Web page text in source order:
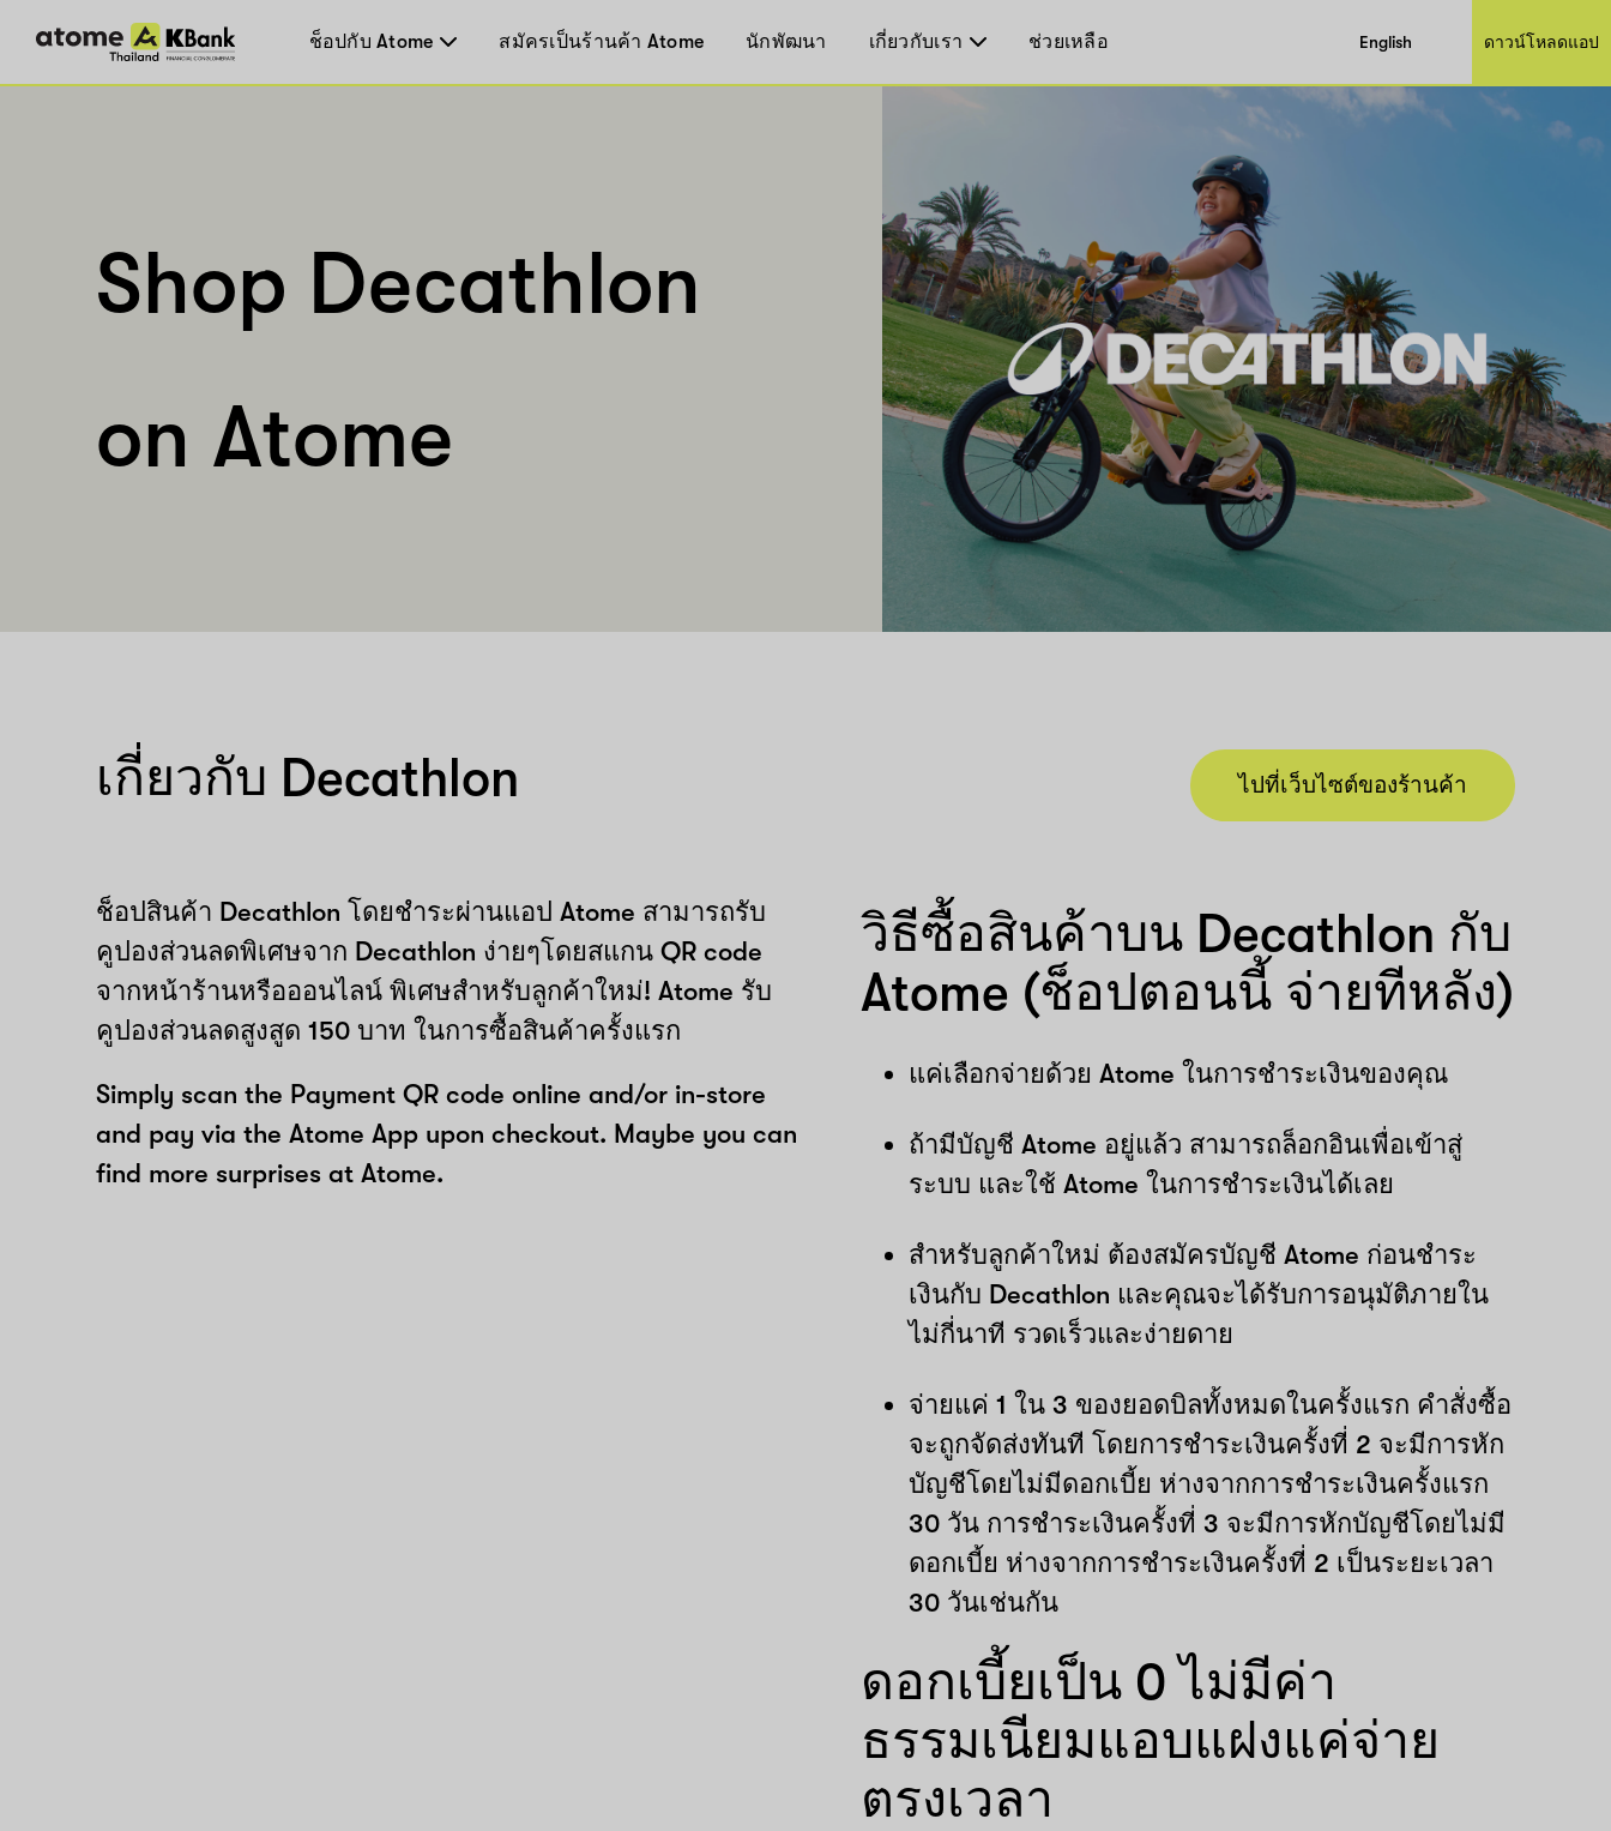
ช็อปกับ Atome สมัครเป็นร้านค้า Atome นักพัฒนา เกี่ยวกับเรา ช่วยเหลือ English ดาวน์โหลดแอป
Shop Decathlon
on Atome
เกี่ยวกับ Decathlon
ช็อปสินค้า Decathlon โดยชำระผ่านแอป Atome สามารถรับ
คูปองส่วนลดพิเศษจาก Decathlon ง่ายๆโดยสแกน QR code
จากหน้าร้านหรือออนไลน์ พิเศษสำหรับลูกค้าใหม่! Atome รับ
คูปองส่วนลดสูงสูด 150 บาท ในการซื้อสินค้าครั้งแรก
Simply scan the Payment QR code online and/or in-store
and pay via the Atome App upon checkout. Maybe you can
find more surprises at Atome.
ไปที่เว็บไซต์ของร้านค้า
วิธีซื้อสินค้าบน Decathlon กับ
Atome (ช็อปตอนนี้ จ่ายทีหลัง)
แค่เลือกจ่ายด้วย Atome ในการชำระเงินของคุณ
ถ้ามีบัญชี Atome อยู่แล้ว สามารถล็อกอินเพื่อเข้าสู่
ระบบ และใช้ Atome ในการชำระเงินได้เลย
สำหรับลูกค้าใหม่ ต้องสมัครบัญชี Atome ก่อนชำระ
เงินกับ Decathlon และคุณจะได้รับการอนุมัติภายใน
ไม่กี่นาที รวดเร็วและง่ายดาย
จ่ายแค่ 1 ใน 3 ของยอดบิลทั้งหมดในครั้งแรก คำสั่งซื้อ
จะถูกจัดส่งทันที โดยการชำระเงินครั้งที่ 2 จะมีการหัก
บัญชีโดยไม่มีดอกเบี้ย ห่างจากการชำระเงินครั้งแรก
30 วัน การชำระเงินครั้งที่ 3 จะมีการหักบัญชีโดยไม่มี
ดอกเบี้ย ห่างจากการชำระเงินครั้งที่ 2 เป็นระยะเวลา
30 วันเช่นกัน
ดอกเบี้ยเป็น 0 ไม่มีค่า
ธรรมเนียมแอบแฝงแค่จ่าย
ตรงเวลา